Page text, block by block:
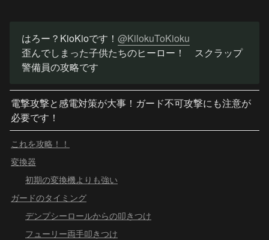
はろー？KioKioです！ @KilokuToKioku
歪んでしまった子供たちのヒーロー！　スクラップ
警備員の攻略です
電撃攻撃と感電対策が大事！ガード不可攻撃にも注意が
必要です！
これを攻略！！
変換器
初期の変換機よりも強い
ガードのタイミング
デンプシーロールからの叩きつけ
フューリー両手叩きつけ